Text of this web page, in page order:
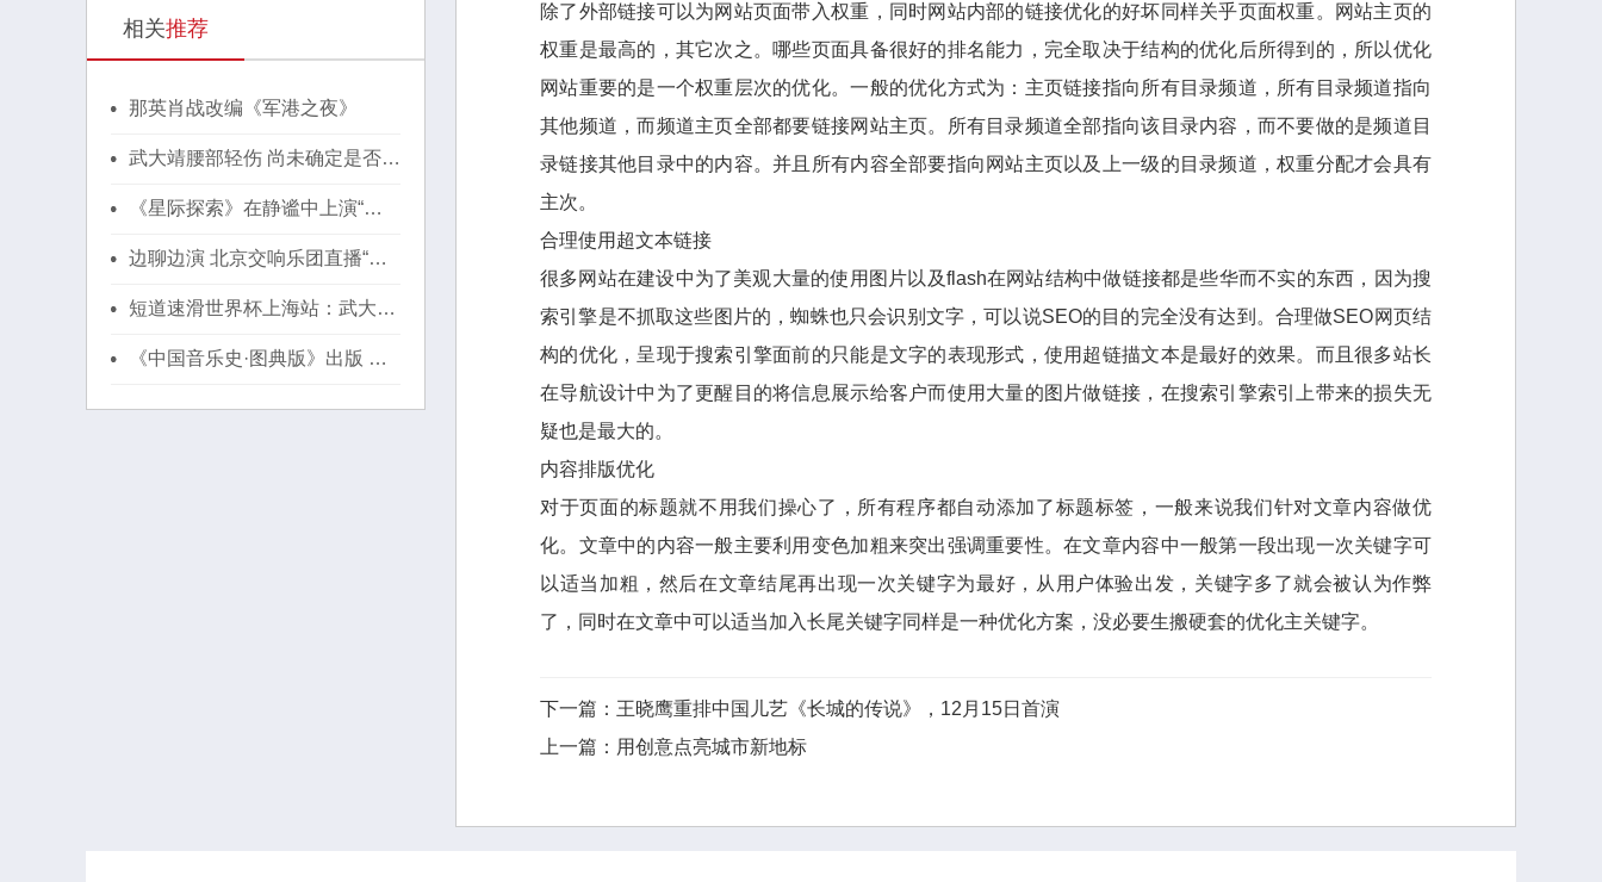
相关推荐
那英肖战改编《军港之夜》
武大靖腰部轻伤 尚未确定是否继
《星际探索》在静谧中上演“太
边聊边演 北京交响乐团直播“新
短道速滑世界杯上海站：武大
《中国音乐史·图典版》出版 被
除了外部链接可以为网站页面带入权重，同时网站内部的链接优化的好坏同样关乎页面权重。网站主页的
权重是最高的，其它次之。哪些页面具备很好的排名能力，完全取决于结构的优化后所得到的，所以优化
网站重要的是一个权重层次的优化。一般的优化方式为：主页链接指向所有目录频道，所有目录频道指向
其他频道，而频道主页全部都要链接网站主页。所有目录频道全部指向该目录内容，而不要做的是频道目
录链接其他目录中的内容。并且所有内容全部要指向网站主页以及上一级的目录频道，权重分配才会具有
主次。
合理使用超文本链接
很多网站在建设中为了美观大量的使用图片以及flash在网站结构中做链接都是些华而不实的东西，因为搜
索引擎是不抓取这些图片的，蜘蛛也只会识别文字，可以说SEO的目的完全没有达到。合理做SEO网页结
构的优化，呈现于搜索引擎面前的只能是文字的表现形式，使用超链描文本是最好的效果。而且很多站长
在导航设计中为了更醒目的将信息展示给客户而使用大量的图片做链接，在搜索引擎索引上带来的损失无
疑也是最大的。
内容排版优化
对于页面的标题就不用我们操心了，所有程序都自动添加了标题标签，一般来说我们针对文章内容做优
化。文章中的内容一般主要利用变色加粗来突出强调重要性。在文章内容中一般第一段出现一次关键字可
以适当加粗，然后在文章结尾再出现一次关键字为最好，从用户体验出发，关键字多了就会被认为作弊
了，同时在文章中可以适当加入长尾关键字同样是一种优化方案，没必要生搬硬套的优化主关键字。
下一篇 ： 王晓鹰重排中国儿艺《长城的传说》，12月15日首演
上一篇 ： 用创意点亮城市新地标